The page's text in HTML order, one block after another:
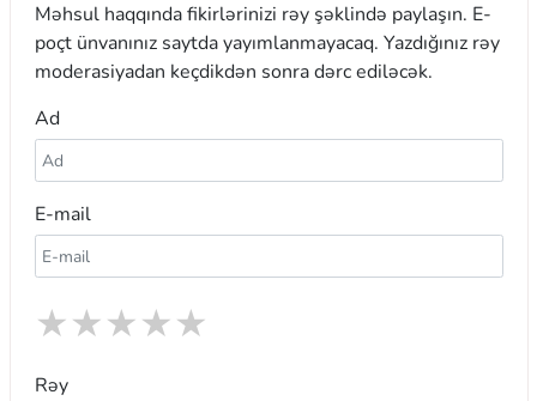
Məhsul haqqında fikirlərinizi rəy şəklində paylaşın. E-
poçt ünvanınız saytda yayımlanmayacaq. Yazdığınız rəy
moderasiyadan keçdikdən sonra dərc ediləcək.
Ad
E-mail
★
★
★
★
★
Rəy